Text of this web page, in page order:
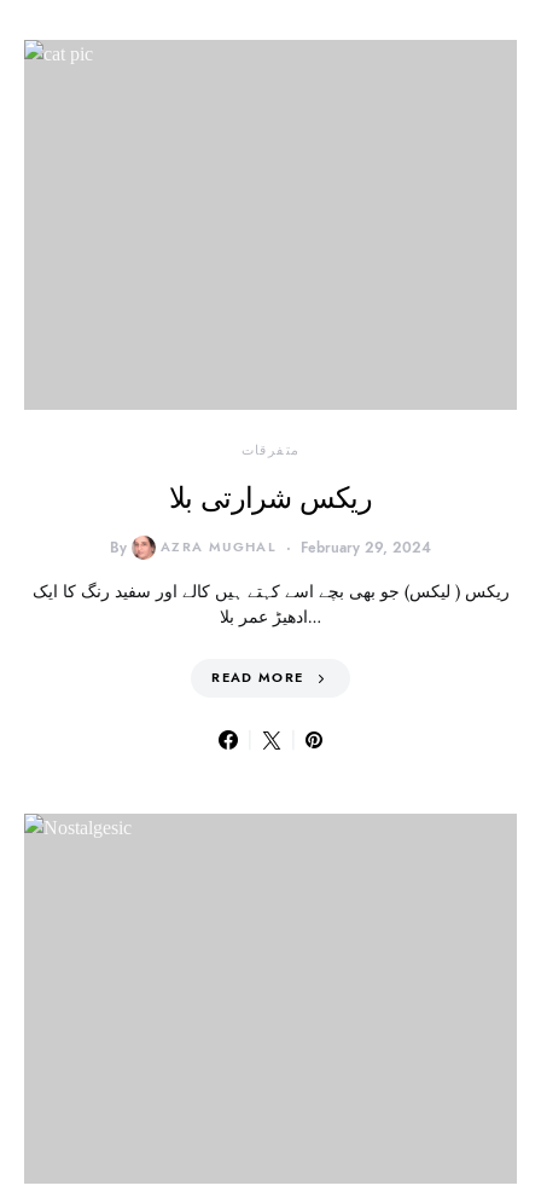
متفرقات
ریکس شرارتی بلا
By AZRA MUGHAL February 29, 2024
ریکس ( لیکس) جو بھی بچے اسے کہتے ہیں کالے اور سفید رنگ کا ایک
ادھیڑ عمر بلا…
READ MORE